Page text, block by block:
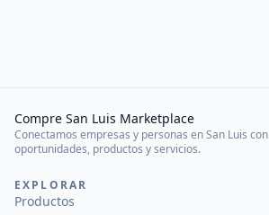
Compre San Luis Marketplace
Conectamos empresas y personas en San Luis con
oportunidades, productos y servicios.
EXPLORAR
Productos